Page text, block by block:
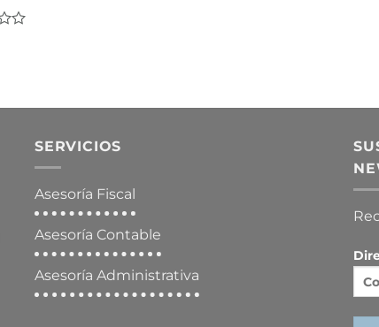
SERVICIOS
Asesoría Fiscal
Asesoría Contable
Asesoría Administrativa